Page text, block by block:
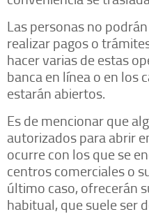
Las personas no
realizar pagos o
hacer varias de estas
banca en línea o en los
estarán abiertos.
Es de mencionar que
autorizados para abrir
ocurre con los que se
centros comerciales o
último caso, ofrecerán
habitual, que suele ser